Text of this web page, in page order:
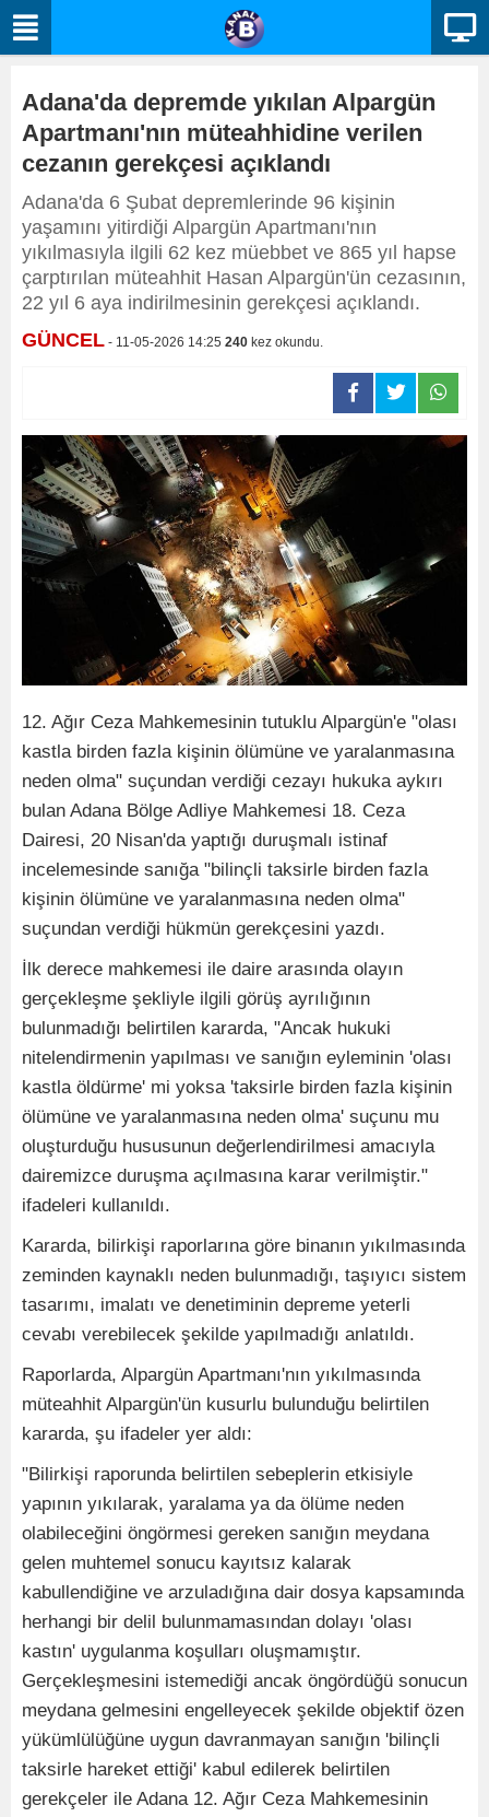
Adana'da depremde yıkılan Alpargün
Apartmanı'nın müteahhidine verilen
cezanın gerekçesi açıklandı
Adana'da 6 Şubat depremlerinde 96 kişinin
yaşamını yitirdiği Alpargün Apartmanı'nın
yıkılmasıyla ilgili 62 kez müebbet ve 865 yıl hapse
çarptırılan müteahhit Hasan Alpargün'ün cezasının,
22 yıl 6 aya indirilmesinin gerekçesi açıklandı.
GÜNCEL - 11-05-2026 14:25 240 kez okundu.
12. Ağır Ceza Mahkemesinin tutuklu Alpargün'e "olası
kastla birden fazla kişinin ölümüne ve yaralanmasına
neden olma" suçundan verdiği cezayı hukuka aykırı
bulan Adana Bölge Adliye Mahkemesi 18. Ceza
Dairesi, 20 Nisan'da yaptığı duruşmalı istinaf
incelemesinde sanığa "bilinçli taksirle birden fazla
kişinin ölümüne ve yaralanmasına neden olma"
suçundan verdiği hükmün gerekçesini yazdı.
İlk derece mahkemesi ile daire arasında olayın
gerçekleşme şekliyle ilgili görüş ayrılığının
bulunmadığı belirtilen kararda, "Ancak hukuki
nitelendirmenin yapılması ve sanığın eyleminin 'olası
kastla öldürme' mi yoksa 'taksirle birden fazla kişinin
ölümüne ve yaralanmasına neden olma' suçunu mu
oluşturduğu hususunun değerlendirilmesi amacıyla
dairemizce duruşma açılmasına karar verilmiştir."
ifadeleri kullanıldı.
Kararda, bilirkişi raporlarına göre binanın yıkılmasında
zeminden kaynaklı neden bulunmadığı, taşıyıcı sistem
tasarımı, imalatı ve denetiminin depreme yeterli
cevabı verebilecek şekilde yapılmadığı anlatıldı.
Raporlarda, Alpargün Apartmanı'nın yıkılmasında
müteahhit Alpargün'ün kusurlu bulunduğu belirtilen
kararda, şu ifadeler yer aldı:
"Bilirkişi raporunda belirtilen sebeplerin etkisiyle
yapının yıkılarak, yaralama ya da ölüme neden
olabileceğini öngörmesi gereken sanığın meydana
gelen muhtemel sonucu kayıtsız kalarak
kabullendiğine ve arzuladığına dair dosya kapsamında
herhangi bir delil bulunmamasından dolayı 'olası
kastın' uygulanma koşulları oluşmamıştır.
Gerçekleşmesini istemediği ancak öngördüğü sonucun
meydana gelmesini engelleyecek şekilde objektif özen
yükümlülüğüne uygun davranmayan sanığın 'bilinçli
taksirle hareket ettiği' kabul edilerek belirtilen
gerekçeler ile Adana 12. Ağır Ceza Mahkemesinin